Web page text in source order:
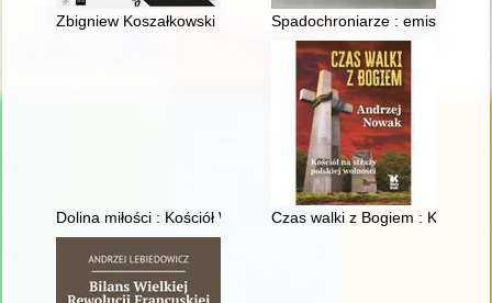
Zbigniew Koszałkowski : projekty periodyków : monografia
Spadochroniarze :
Dolina miłości : Kościół Wniebowzięcia Najświętszej Maryi
Czas walki z Bogiem : Kościół